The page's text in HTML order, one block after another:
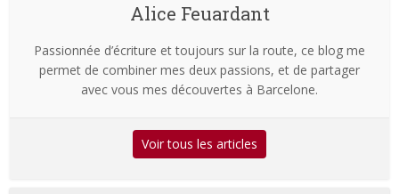
Alice Feuardant
Passionnée d’écriture et toujours sur la route, ce blog me
permet de combiner mes deux passions, et de partager
avec vous mes découvertes à Barcelone.
Voir tous les articles